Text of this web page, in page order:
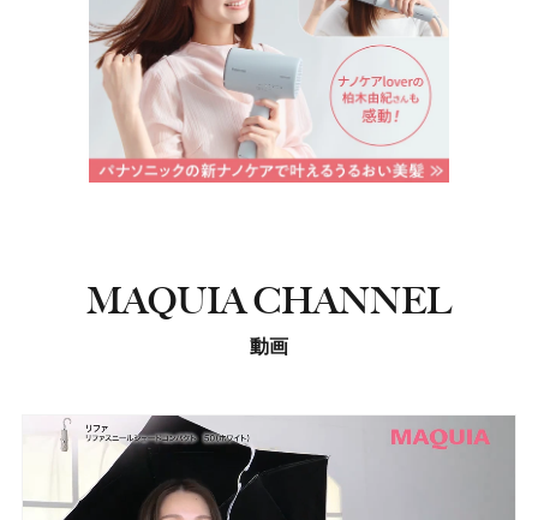
MAQUIA CHANNEL
動画